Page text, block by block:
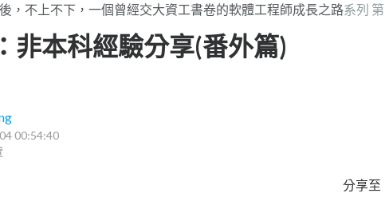
，不上不下，一個曾經交大資工書卷的軟體工程師成長之路系列 第
非本科經驗分享(番外篇)
00:54:40
分享至